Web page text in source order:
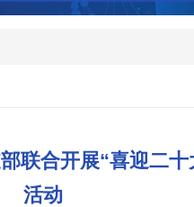
联合开展“喜迎二十
活动